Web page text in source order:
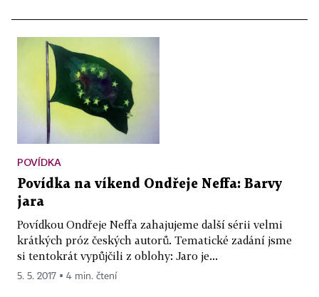
POVÍDKA
Povídka na víkend Ondřeje Neffa: Barvy
jara
Povídkou Ondřeje Neffa zahajujeme další sérii velmi
krátkých próz českých autorů. Tematické zadání jsme
si tentokrát vypůjčili z oblohy: Jaro je...
5. 5. 2017 ▪ 4 min. čtení